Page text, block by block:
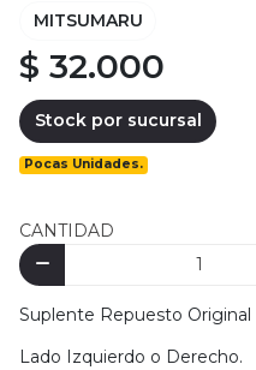
MITSUMARU
$ 32.000
Stock por sucursal
Pocas Unidades.
CANTIDAD
Suplente Repuesto Original
Lado Izquierdo o Derecho.